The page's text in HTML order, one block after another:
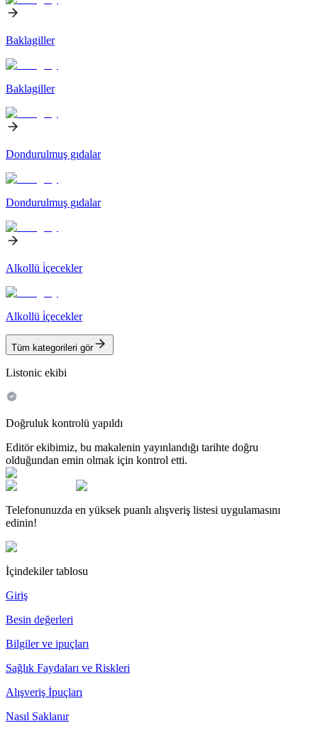
Baklagiller
Baklagiller
Dondurulmuş gıdalar
Dondurulmuş gıdalar
Alkollü i̇çecekler
Alkollü i̇çecekler
Tüm kategorileri gör
Listonic ekibi
Doğruluk kontrolü yapıldı
Editör ekibimiz, bu makalenin yayınlandığı tarihte doğru
olduğundan emin olmak için kontrol etti.
Telefonunuzda en yüksek puanlı alışveriş listesi uygulamasını
edinin!
İçindekiler tablosu
Giriş
Besin değerleri
Bilgiler ve ipuçları
Sağlık Faydaları ve Riskleri
Alışveriş İpuçları
Nasıl Saklanır